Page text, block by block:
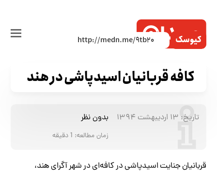
کیوسک
کافه‌ قربانیان اسیدپاشی در هند
تاریخ: ۱۳ اردیبهشت ۱۳۹۴ بدون نظر
زمان مطالعه: 1دقیقه
قربانیان جنایت اسیدپاشی در کافه‌ای در شهر آگرای هند،